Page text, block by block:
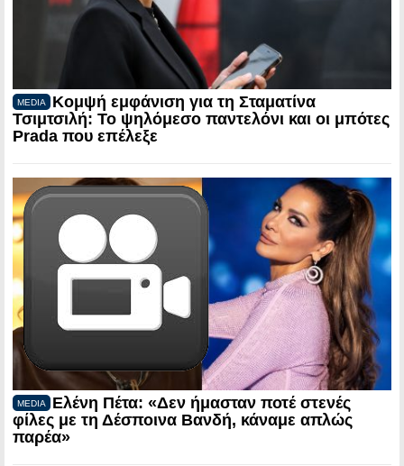
MEDIA
Κομψή εμφάνιση για τη Σταματίνα
Τσιμτσιλή: Το ψηλόμεσο παντελόνι και οι μπότες
Prada που επέλεξε
MEDIA
Ελένη Πέτα: «Δεν ήμασταν ποτέ στενές
φίλες με τη Δέσποινα Βανδή, κάναμε απλώς
παρέα»